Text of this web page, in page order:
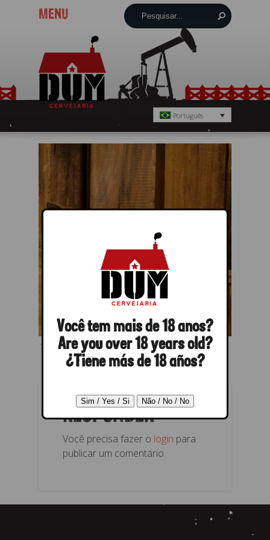
MENU
Português
← AnteriorPróximo →
RESPONDER
Você precisa fazer o login para
publicar um comentário.
Você tem mais de 18 anos?
Are you over 18 years old?
¿Tiene más de 18 años?